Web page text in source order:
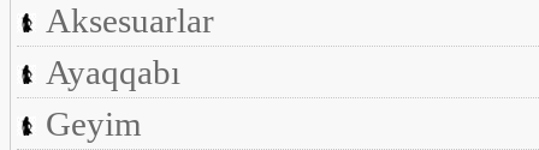
Aksesuarlar
Ayaqqabı
Geyim